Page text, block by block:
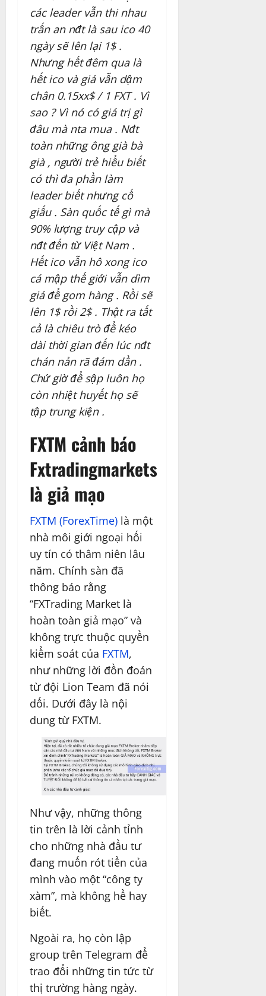
các leader vẫn thi nhau
trấn an nđt là sau ico 40
ngày sẽ lên lại 1$ .
Nhưng hết đêm qua là
hết ico và giá vẫn dậm
chân 0.15xx$ / 1 FXT . Vì
sao ? Vì nó có giá trị gì
đâu mà nta mua . Nđt
toàn những ông già bà
già , người trẻ hiểu biết
có thì đa phần làm
leader biết nhưng cố
giấu . Sàn quốc tế gì mà
90% lượng truy cập và
nđt đến từ Việt Nam .
Hết ico vẫn hô xong ico
cá mập thế giới vẫn dìm
giá để gom hàng . Rồi sẽ
lên 1$ rồi 2$ . Thật ra tất
cả là chiêu trò để kéo
dài thời gian đến lúc nđt
chán nản rã đám dần .
Chứ giờ để sập luôn họ
còn nhiệt huyết họ sẽ
tập trung kiện .
FXTM cảnh báo
Fxtradingmarkets
là giả mạo
FXTM (ForexTime) là một
nhà môi giới ngoại hối
uy tín có thâm niên lâu
năm. Chính sàn đã
thông báo rằng
“FXTrading Market là
hoàn toàn giả mạo” và
không trực thuộc quyền
kiểm soát của FXTM,
như những lời đồn đoán
từ đội Lion Team đã nói
dối. Dưới đây là nội
dung từ FXTM.
Như vậy, những thông
tin trên là lời cảnh tỉnh
cho những nhà đầu tư
đang muốn rót tiền của
mình vào một “công ty
xàm”, mà không hề hay
biết.
Ngoài ra, họ còn lập
group trên Telegram để
trao đổi những tin tức từ
thị trường hàng ngày.